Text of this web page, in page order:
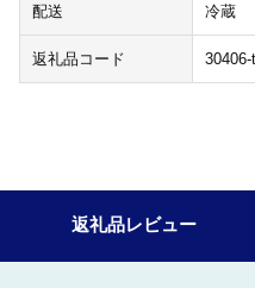
配送 冷蔵
返礼品コード
返礼品レビュー